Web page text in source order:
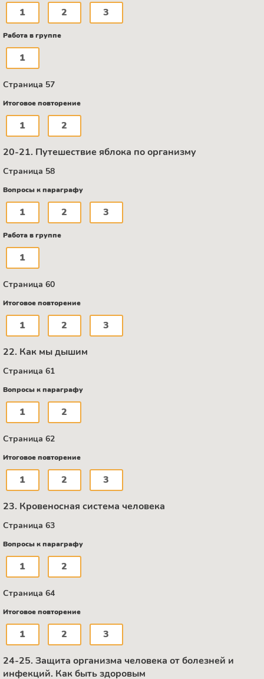
1 2 3
Работа в группе
1
Страница 57
Итоговое повторение
1 2
20-21. Путешествие яблока по организму
Страница 58
Вопросы к параграфу
1 2 3
Работа в группе
1
Страница 60
Итоговое повторение
1 2 3
22. Как мы дышим
Страница 61
Вопросы к параграфу
1 2
Страница 62
Итоговое повторение
1 2 3
23. Кровеносная система человека
Страница 63
Вопросы к параграфу
1 2
Страница 64
Итоговое повторение
1 2 3
24-25. Защита организма человека от болезней и
инфекций. Как быть здоровым